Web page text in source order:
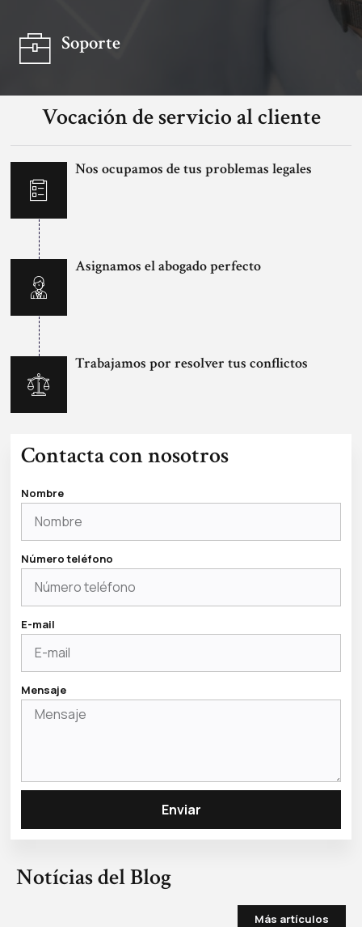
Soporte
Vocación de servicio al cliente
Nos ocupamos de tus problemas legales
Asignamos el abogado perfecto
Trabajamos por resolver tus conflictos
Contacta con nosotros
Nombre
Número teléfono
E-mail
Mensaje
Enviar
Notícias del Blog
Más artículos